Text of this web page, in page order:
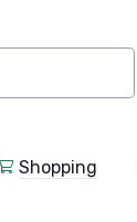
Shopping